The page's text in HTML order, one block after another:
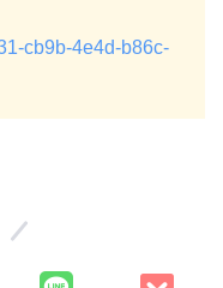
cb9b-4e4d-b86c-